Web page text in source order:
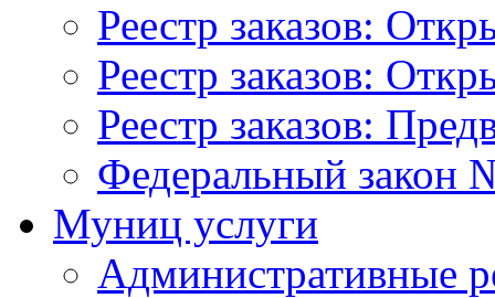
Реестр заказов:
Реестр заказов:
Реестр заказов:
Федеральный закон
Муниц услуги
Административные